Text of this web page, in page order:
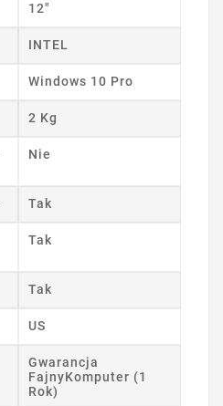
12"
INTEL
Windows 10 Pro
2 Kg
Nie
Tak
Tak
Tak
US
Gwarancja
FajnyKomputer (1
Rok)